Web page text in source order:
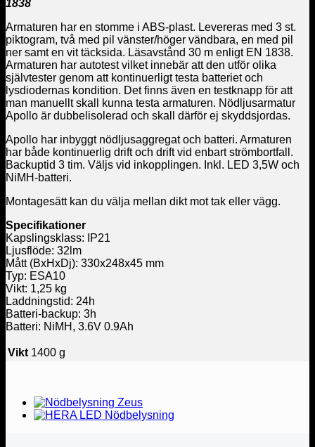
1838
Armaturen har en stomme i ABS-plast. Levereras med 3 st.
piktogram, två med pil vänster/höger vändbara, en med pil
ner samt en vit täcksida. Läsavstånd 30 m enligt EN 1838.
Armaturen har autotest vilket innebär att den utför olika
självtester genom att kontinuerligt testa batteriet och
lysdiodernas kondition. Det finns även en testknapp för att
man manuellt skall kunna testa armaturen. Nödljusarmatur
Apollo är dubbelisolerad och skall därför ej skyddsjordas.
Apollo har inbyggt nödljusaggregat och batteri. Armaturen
har både kontinuerlig drift och drift vid enbart strömbortfall.
Backuptid 3 tim. Väljs vid inkopplingen. Inkl. LED 3,5W och
NiMH-batteri.
Montagesätt kan du välja mellan dikt mot tak eller vägg.
Specifikationer
Kapslingsklass: IP21
Ljusflöde: 32lm
Mått (BxHxDj): 330x248x45 mm
Typ: ESA10
Vikt: 1,25 kg
Laddningstid: 24h
Batteri-backup: 3h
Batteri: NiMH, 3.6V 0.9Ah
Vikt 1400 g